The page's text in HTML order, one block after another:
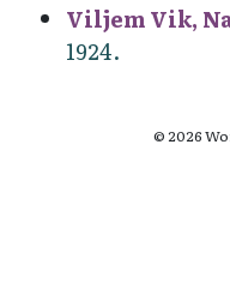
Viljem Vik,
1924.
© 2026